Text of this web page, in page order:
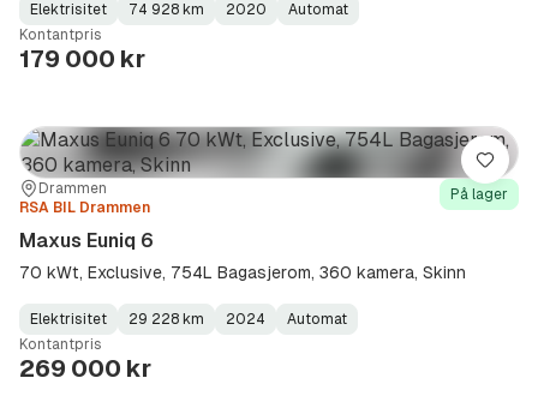
Fuel
Type:
Elektrisitet
Kilometerstand:
74 928 km
Model
Year:
2020
Gearbox
Type:
Automat
Kontantpris
179 000 kr
Sted:Drammen
Forhandler:
RSA BIL Drammen
På lager
Maxus Euniq 6
70 kWt, Exclusive, 754L Bagasjerom, 360 kamera, Skinn
Fuel
Type:
Elektrisitet
Kilometerstand:
29 228 km
Model
Year:
2024
Gearbox
Type:
Automat
Kontantpris
269 000 kr
Lagre